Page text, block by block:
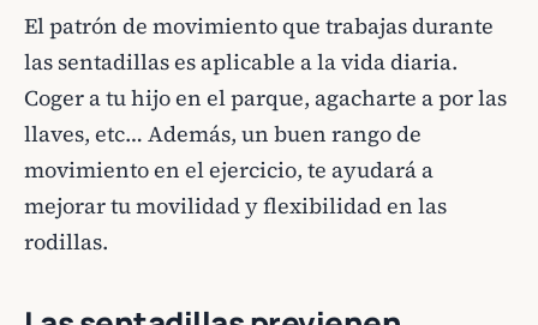
El patrón de movimiento que trabajas durante
las sentadillas es aplicable a la vida diaria.
Coger a tu hijo en el parque, agacharte a por las
llaves, etc… Además, un buen rango de
movimiento en el ejercicio, te ayudará a
mejorar tu movilidad y flexibilidad en las
rodillas.